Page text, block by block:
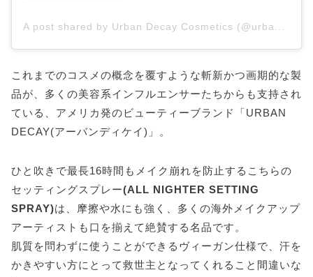
A post shared by Urban Decay Cosmetics (@urbandecaycosmetics)
これまでのコスメの概念を覆すような斬新かつ画期的な製
品が、多くの美容系インフルエンサーたちからも支持され
ている、アメリカ発のビューティーブランド「URBAN
DECAY(アーバンディケイ)」。
ひと吹きで最長16時間もメイク崩れを防止するこちらの
セッティングスプレー(ALL NIGHTER SETTING
SPRAY)は、摩擦や水にも強く、多くの海外メイクアップ
アーティストも口を揃えて絶賛する名品です。
肌質を問わずに使うことができるヴィーガン仕様で、汗を
かきやすい方にとって救世主となってくれること間違いな